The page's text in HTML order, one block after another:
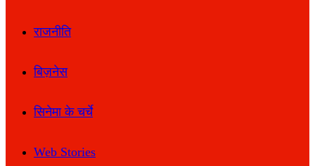
राजनीति
बिज़नेस
सिनेमा के चर्चे
Web Stories